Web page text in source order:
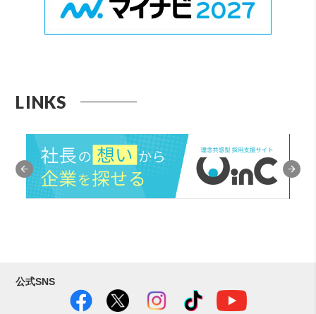
LINKS
公式SNS